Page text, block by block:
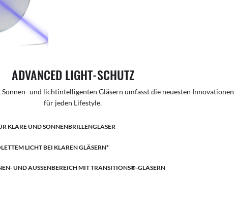
ADVANCED LIGHT-SCHUTZ
und lichtintelligenten Gläsern umfasst die neuesten Innovationen
für jeden Lifestyle.
KLARE UND SONNENBRILLENGLÄSER
LICHT BEI KLAREN GLÄSERN*
UND AUSSENBEREICH MIT TRANSITIONS®-GLÄSERN